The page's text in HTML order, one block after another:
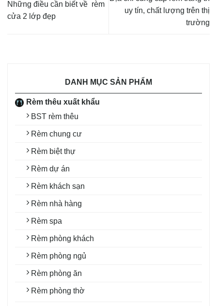
DANH MỤC SẢN PHẨM
Rèm thêu xuất khẩu
BST rèm thêu
Rèm chung cư
Rèm biệt thự
Rèm dự án
Rèm khách sạn
Rèm nhà hàng
Rèm spa
Rèm phòng khách
Rèm phòng ngủ
Rèm phòng ăn
Rèm phòng thờ
Những điều cần biết về rèm
cửa 2 lớp đẹp
uy tín, chất lượng trên thị
trường